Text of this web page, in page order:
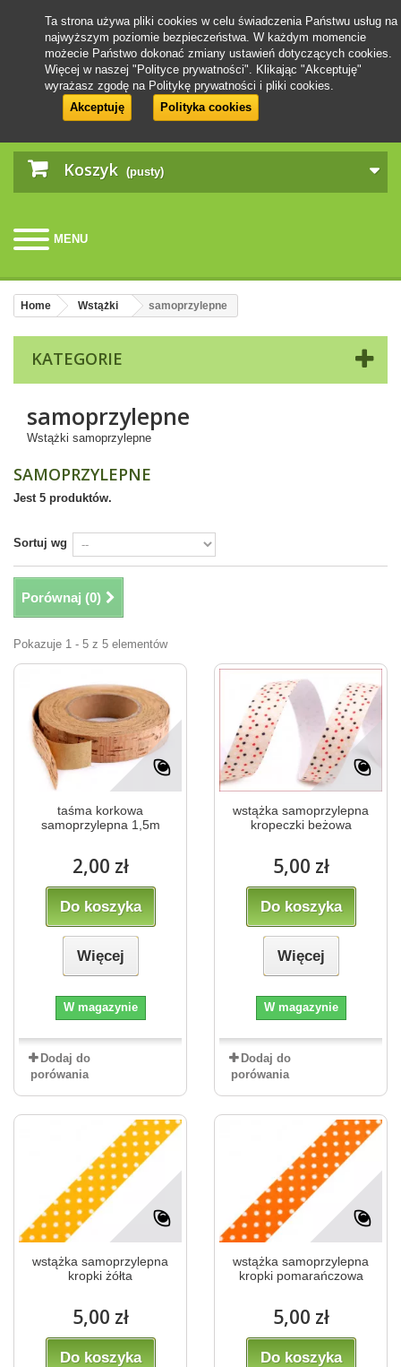
Koszyk (pusty)
MENU
Ta strona używa pliki cookies w celu świadczenia Państwu usług na
najwyższym poziomie bezpieczeństwa. W każdym momencie
możecie Państwo dokonać zmiany ustawień dotyczących cookies.
Więcej w naszej "Polityce prywatności". Klikając "Akceptuję"
wyrażasz zgodę na Politykę prywatności i pliki cookies.
Akceptuję
Polityka cookies
Home Wstążki samoprzylepne
KATEGORIE
samoprzylepne
Wstążki samoprzylepne
SAMOPRZYLEPNE
Jest 5 produktów.
Sortuj wg
Porównaj (0)
Pokazuje 1 - 5 z 5 elementów
taśma korkowa
samoprzylepna 1,5m
2,00 zł
Do koszyka
Więcej
W magazynie
Dodaj do
porówania
wstążka samoprzylepna
kropeczki beżowa
5,00 zł
Do koszyka
Więcej
W magazynie
Dodaj do
porówania
wstążka samoprzylepna
kropki żółta
5,00 zł
Do koszyka
wstążka samoprzylepna
kropki pomarańczowa
5,00 zł
Do koszyka